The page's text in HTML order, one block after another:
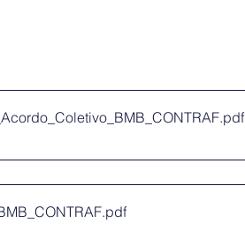
.pdf
.pdf